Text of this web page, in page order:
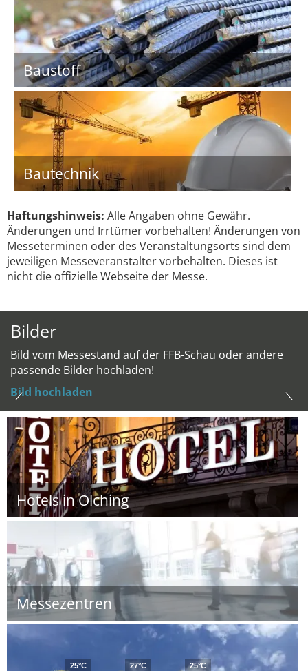
Baustoff
Bautechnik
Haftungshinweis: Alle Angaben ohne Gewähr.
Änderungen und Irrtümer vorbehalten! Änderungen von
Messeterminen oder des Veranstaltungsorts sind dem
jeweiligen Messeveranstalter vorbehalten. Dieses ist
nicht die offizielle Webseite der Messe.
Bilder
Bild vom Messestand auf der FFB-Schau oder andere
passende Bilder hochladen!
Bild hochladen
Hotels in Olching
Messezentren
25°C
27°C
25°C